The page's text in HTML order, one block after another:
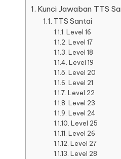
Kunci Jawaban TTS
TTS Santai
Level 16
Level 17
Level 18
Level 19
Level 20
Level 21
Level 22
Level 23
Level 24
Level 25
Level 26
Level 27
Level 28